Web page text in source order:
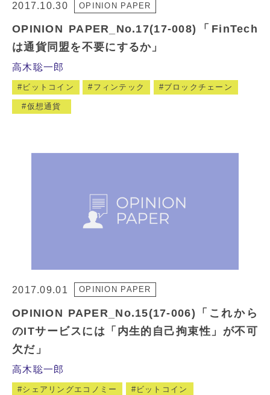
2017.10.30 OPINION PAPER
OPINION PAPER_No.17(17-008)「FinTech
は通貨同盟を不要にするか」
高木聡一郎
ビットコイン フィンテック ブロックチェーン
仮想通貨
2017.09.01 OPINION PAPER
OPINION PAPER_No.15(17-006)「これから
のITサービスには「内生的自己拘束性」が不可
欠だ」
高木聡一郎
シェアリングエコノミー ビットコイン